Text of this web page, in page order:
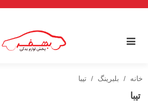
خانه / بلبرینگ / تیبا
تیبا